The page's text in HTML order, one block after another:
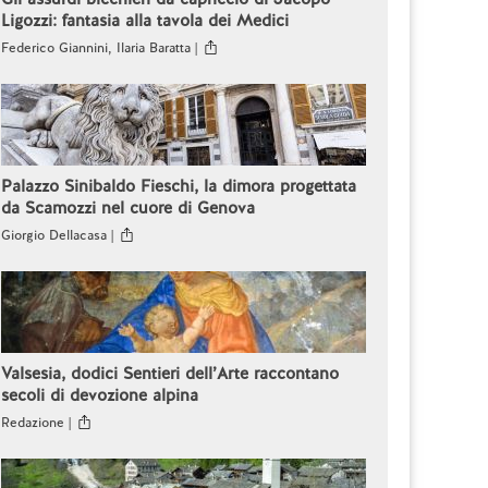
Ligozzi: fantasia alla tavola dei Medici
Federico Giannini, Ilaria Baratta |
Palazzo Sinibaldo Fieschi, la dimora progettata
da Scamozzi nel cuore di Genova
Giorgio Dellacasa |
Valsesia, dodici Sentieri dell’Arte raccontano
secoli di devozione alpina
Redazione |